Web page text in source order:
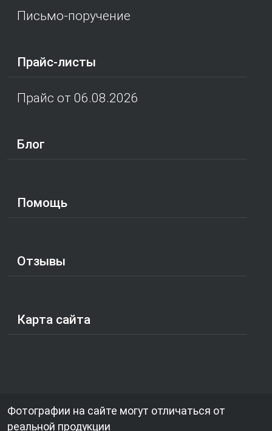
Письмо-поручение
Прайс-листы
Прайс от 06.08.2026
Блог
Помощь
Отзывы
Карта сайта
Фотографии на сайте могут отличаться от
реальной продукции